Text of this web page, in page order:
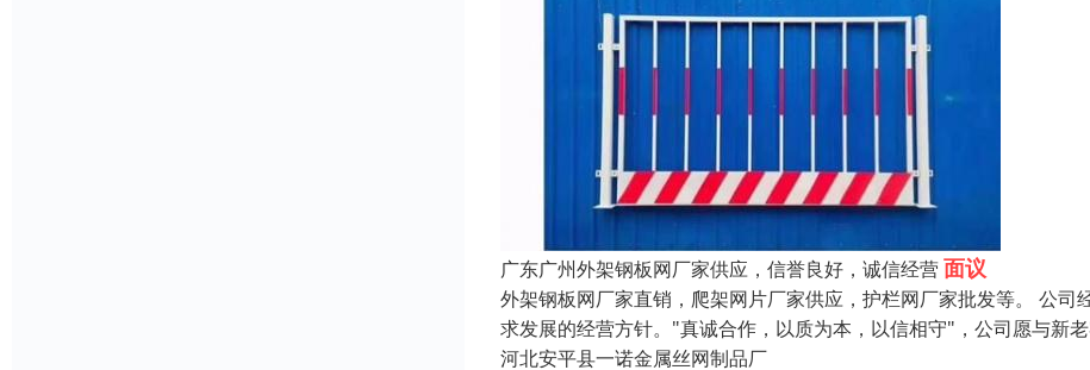
广东广州外架钢板网厂家供应，信誉良好，诚信经营面议
外架钢板网厂家直销，爬架网片厂家供应，护栏网厂家批发等。 公
求发展的经营方针。"真诚合作，以质为本，以信相守"，公司愿与新
河北安平县一诺金属丝网制品厂